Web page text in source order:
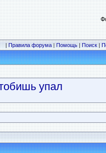
|Правила форума|Помощь|Поиск|
упал